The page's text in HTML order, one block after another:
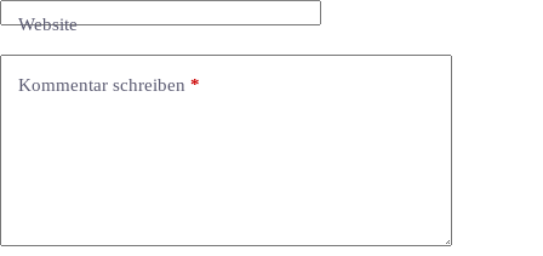
Website
Kommentar schreiben *